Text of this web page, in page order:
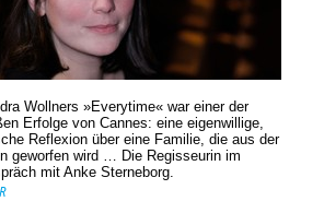
Wollners »Everytime« war einer der
Erfolge von Cannes: eine eigenwillige,
Reflexion über eine ­Familie, die aus der
geworfen wird … Die Regisseurin im
mit Anke Sterneborg.